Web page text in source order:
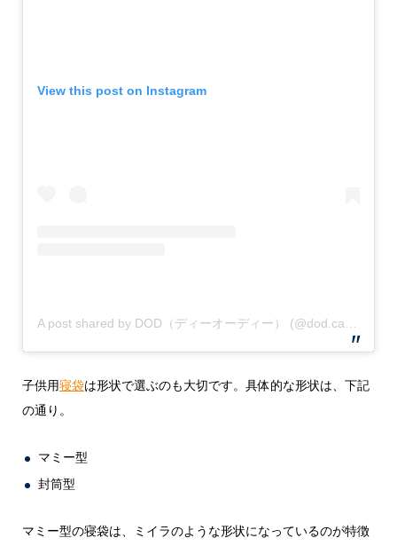
View this post on Instagram
子供用寝袋は形状で選ぶのも大切です。具体的な形状は、下記
の通り。
マミー型
封筒型
マミー型の寝袋は、ミイラのような形状になっているのが特徴